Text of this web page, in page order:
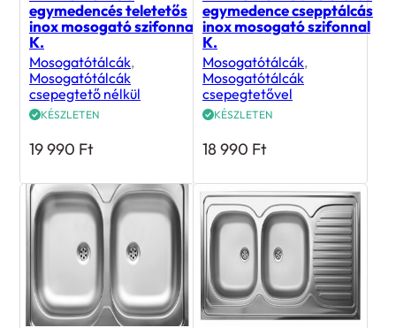
egymedencés teletetős
inox mosogató szifonnal
K.
Mosogatótálcák,
Mosogatótálcák
csepegtető nélkül
KÉSZLETEN
19 990 Ft
egymedence csepptálcás
inox mosogató szifonnal
K.
Mosogatótálcák,
Mosogatótálcák
csepegtetővel
KÉSZLETEN
18 990 Ft